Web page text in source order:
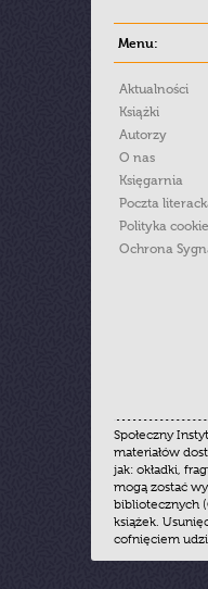
Menu:
Aktualności
Książki
Autorzy
O nas
Księgarnia
Poczta
Polityka
Ochrona
Społeczny
materiałów
jak: okładki,
mogą zostać
bibliotecznych
książek.
cofnięciem